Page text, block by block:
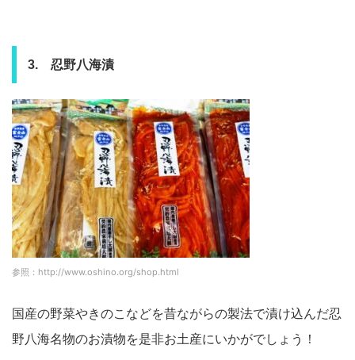
3. 忍野八海漬
参照：http://www.oshino.org/shop.html
国産の野菜やきのこなどを昔ながらの製法で漬け込んだ忍
野八海名物のお漬物を是非お土産にいかがでしょう！